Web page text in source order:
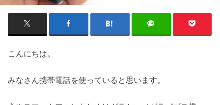
こんにちは。
みなさん携帯電話を使っていると思います。